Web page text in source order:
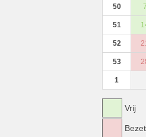
50 7
51
52
53
1
Vrij
Bezet